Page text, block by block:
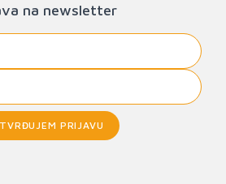
na newsletter
PRIJAVU